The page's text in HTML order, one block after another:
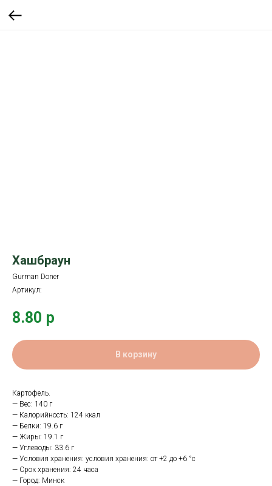
Хашбраун
Gurman Doner
Артикул:
8.80 р
В корзину
Картофель.
— Вес: 140 г
— Калорийность: 124 ккал
— Белки: 19.6 г
— Жиры: 19.1 г
— Углеводы: 33.6 г
— Условия хранения: условия хранения: от +2 до +6 °с
— Срок хранения: 24 часа
— Город: Минск